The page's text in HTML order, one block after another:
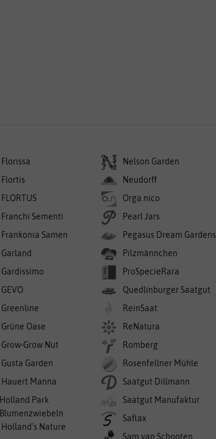
Florissa
Flortis
FLORTUS
Franchi Sementi
Frankonia Samen
Garland
Gardissimo
GEVO
Greenline
Grüne Oase
Grow-Grow Nut
Gusta Garden
Hauert Manna
Holland Park
Blumenzwiebeln
Holland's Nature
Nelson Garden
Neudorff
Orga.nico
Pearl Jars
Pegasus Dream Gardens
Pilzmännchen
ProSpecieRara
Quedlinburger Saatgut
ReinSaat
ReNatura
Romberg
Rosenfellner Mühle
Saatgut Dillmann
Saatgut Manufaktur
Saflax
Sam van Schooten